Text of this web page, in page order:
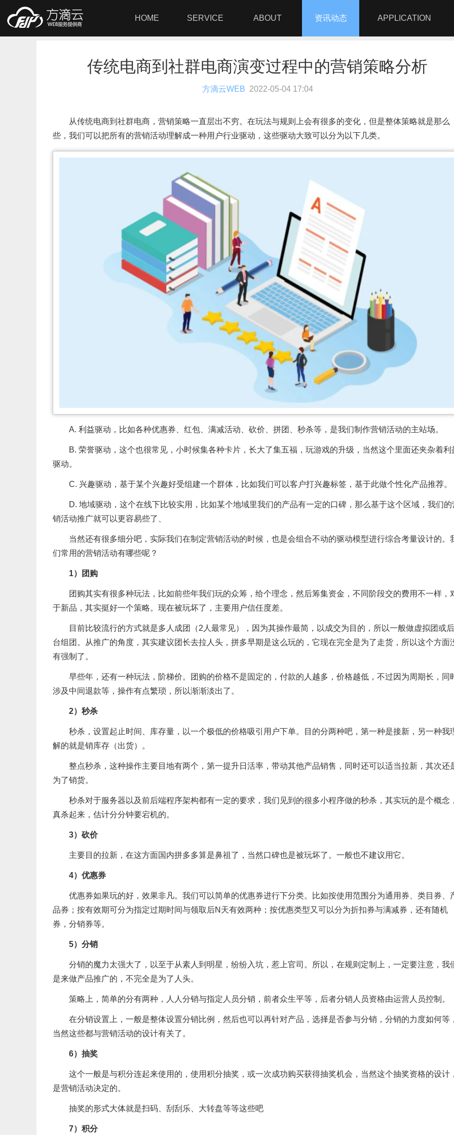
HOME SERVICE ABOUT 资讯动态 APPLICATION
传统电商到社群电商演变过程中的营销策略分析
方滴云WEB 2022-05-04 17:04
从传统电商到社群电商，营销策略一直层出不穷。在玩法与规则上会有很多的变化，但是整体策略就是那么
些，我们可以把所有的营销活动理解成一种用户行业驱动，这些驱动大致可以分为以下几类。
A. 利益驱动，比如各种优惠券、红包、满减活动、砍价、拼团、秒杀等，是我们制作营销活动的主站场。
B. 荣誉驱动，这个也很常见，小时候集各种卡片，长大了集五福，玩游戏的升级，当然这个里面还夹杂着利
驱动。
C. 兴趣驱动，基于某个兴趣好受组建一个群体，比如我们可以客户打兴趣标签，基于此做个性化产品推荐。
D. 地域驱动，这个在线下比较实用，比如某个地域里我们的产品有一定的口碑，那么基于这个区域，我们的
销活动推广就可以更容易些了、
当然还有很多细分吧，实际我们在制定营销活动的时候，也是会组合不动的驱动模型进行综合考量设计的。
们常用的营销活动有哪些呢？
1）团购
团购其实有很多种玩法，比如前些年我们玩的众筹，给个理念，然后筹集资金，不同阶段交的费用不一样，
于新品，其实挺好一个策略。现在被玩坏了，主要用户信任度差。
目前比较流行的方式就是多人成团（2人最常见），因为其操作最简，以成交为目的，所以一般做虚拟团或后
台组团。从推广的角度，其实建议团长去拉人头，拼多早期是这么玩的，它现在完全是为了走货，所以这个方面
有强制了。
早些年，还有一种玩法，阶梯价。团购的价格不是固定的，付款的人越多，价格越低，不过因为周期长，同
涉及中间退款等，操作有点繁琐，所以渐渐淡出了。
2）秒杀
秒杀，设置起止时间、库存量，以一个极低的价格吸引用户下单。目的分两种吧，第一种是接新，另一种我
解的就是销库存（出货）。
整点秒杀，这种操作主要目地有两个，第一提升日活率，带动其他产品销售，同时还可以适当拉新，其次还
为了销货。
秒杀对于服务器以及前后端程序架构都有一定的要求，我们见到的很多小程序做的秒杀，其实玩的是个概念，
真杀起来，估计分分钟要宕机的。
3）砍价
主要目的拉新，在这方面国内拼多多算是鼻祖了，当然口碑也是被玩坏了。一般也不建议用它。
4）优惠券
优惠券如果玩的好，效果非凡。我们可以简单的优惠券进行下分类。比如按使用范围分为通用券、类目券、
品券；按有效期可分为指定过期时间与领取后N天有效两种；按优惠类型又可以分为折扣券与满减券，还有随机
券，分销券等。
5）分销
分销的魔力太强大了，以至于从素人到明星，纷纷入坑，惹上官司。所以，在规则定制上，一定要注意，我
是来做产品推广的，不完全是为了人头。
策略上，简单的分有两种，人人分销与指定人员分销，前者众生平等，后者分销人员资格由运营人员控制。
在分销设置上，一般是整体设置分销比例，然后也可以再针对产品，选择是否参与分销，分销的力度如何等，
当然这些都与营销活动的设计有关了。
6）抽奖
这个一般是与积分连起来使用的，使用积分抽奖，或一次成功购买获得抽奖机会，当然这个抽奖资格的设计，
是营销活动决定的。
抽奖的形式大体就是扫码、刮刮乐、大转盘等等这些吧
7）积分